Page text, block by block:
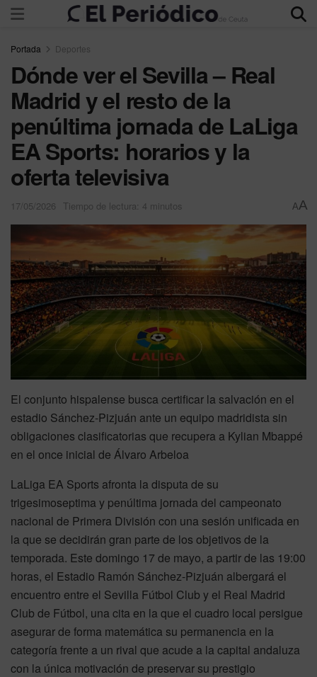
Portada Deportes
Dónde ver el Sevilla – Real
Madrid y el resto de la
penúltima jornada de LaLiga
EA Sports: horarios y la
oferta televisiva
17/05/2026 Tiempo de lectura: 4 minutos AA
El conjunto hispalense busca certificar la salvación en el
estadio Sánchez-Pizjuán ante un equipo madridista sin
obligaciones clasificatorias que recupera a Kylian Mbappé
en el once inicial de Álvaro Arbeloa
LaLiga EA Sports afronta la disputa de su
trigesimoseptima y penúltima jornada del campeonato
nacional de Primera División con una sesión unificada en
la que se decidirán gran parte de los objetivos de la
temporada. Este domingo 17 de mayo, a partir de las 19:00
horas, el Estadio Ramón Sánchez-Pizjuán albergará el
encuentro entre el Sevilla Fútbol Club y el Real Madrid
Club de Fútbol, una cita en la que el cuadro local persigue
asegurar de forma matemática su permanencia en la
categoría frente a un rival que acude a la capital andaluza
con la única motivación de preservar su prestigio